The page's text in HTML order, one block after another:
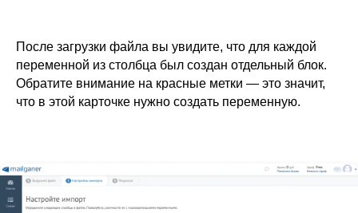
После загрузки файла вы увидите, что для каждой
переменной из столбца был создан отдельный блок.
Обратите внимание на красные метки — это значит,
что в этой карточке нужно создать переменную.